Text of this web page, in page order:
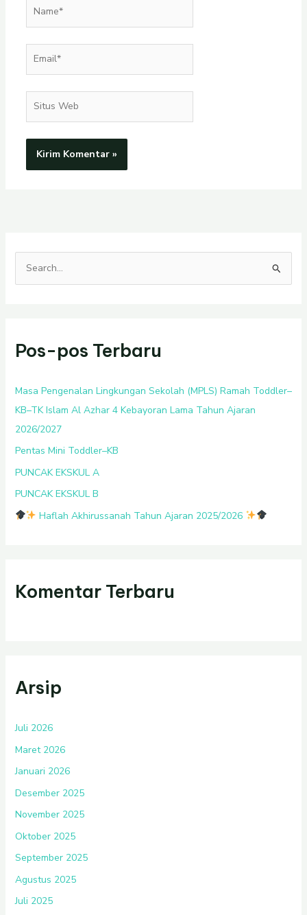
Web
a
u
t
u
k
Pos-pos Terbaru
Masa Pengenalan Lingkungan Sekolah (MPLS) Ramah Toddler–
KB–TK Islam Al Azhar 4 Kebayoran Lama Tahun Ajaran
2026/2027
Pentas Mini Toddler–KB
PUNCAK EKSKUL A
PUNCAK EKSKUL B
Haflah Akhirussanah Tahun Ajaran 2025/2026
Komentar Terbaru
Arsip
Juli 2026
Maret 2026
Januari 2026
Desember 2025
November 2025
Oktober 2025
September 2025
Agustus 2025
Juli 2025